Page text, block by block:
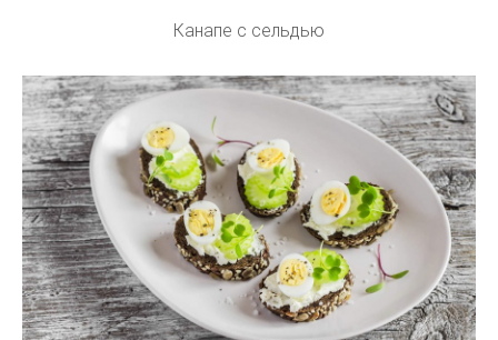
Канапе с сельдью